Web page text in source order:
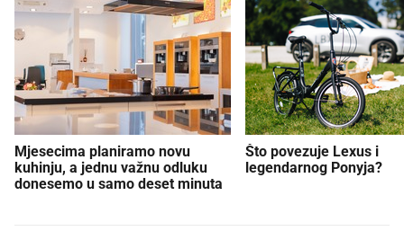
Mjesecima planiramo novu
kuhinju, a jednu važnu odluku
donesemo u samo deset minuta
Što povezuje Lexus i
legendarnog Ponyja?